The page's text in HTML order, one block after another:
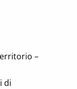
–
di